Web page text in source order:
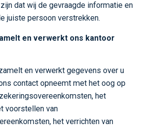
dat wij de gevraagde informatie en
juiste persoon verstrekken.
en verwerkt ons kantoor
en verwerkt gegevens over u
contact opneemt met het oog op
het
voorstellen van
het verrichten van